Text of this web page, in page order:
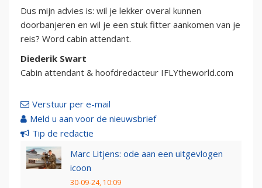
Dus mijn advies is: wil je lekker overal kunnen
doorbanjeren en wil je een stuk fitter aankomen van je
reis? Word cabin attendant.
Diederik Swart
Cabin attendant & hoofdredacteur IFLYtheworld.com
Verstuur per e-mail
Meld u aan voor de nieuwsbrief
Tip de redactie
Marc Litjens: ode aan een uitgevlogen
icoon
30-09-24, 10:09